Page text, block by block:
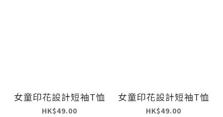
女童印花設計短袖T恤
HK$49.00
女童印花設計短袖T恤
HK$49.00